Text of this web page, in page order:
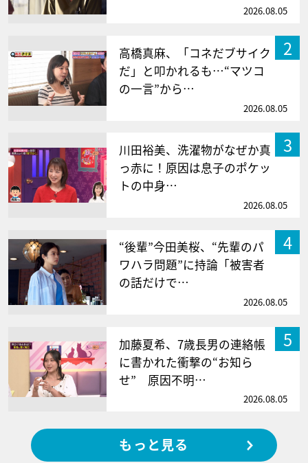
2026.08.05
2
高橋真麻、「コネだブサイク
だ」と叩かれるも…“マツコ
の一言”から…
2026.08.05
3
川田裕美、洗濯物がなぜか真
っ赤に！原因は息子のポケッ
トの中身…
2026.08.05
4
“後輩”今田美桜、“先輩のパ
ワハラ問題”に持論「被害者
の話だけで…
2026.08.05
5
加藤夏希、7歳長男の連絡帳
に書かれた衝撃の“お知ら
せ” 原因不明…
2026.08.05
もっと見る